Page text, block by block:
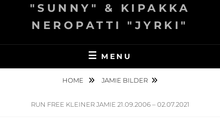
"SUNNY" & KIPAKKA
NEROPATTI "JYRKI"
MENU
HOME JAMIE BILDER
RUN FREE KLEINER JAMIE 21.09.2006 – 02.07.2021